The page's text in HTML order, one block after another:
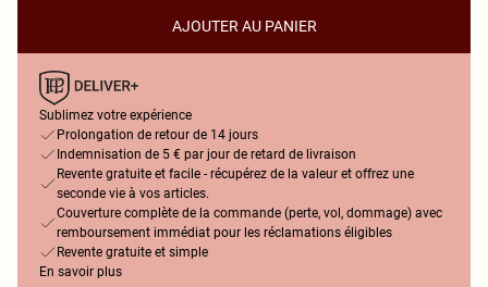
AJOUTER AU PANIER
Sublimez votre expérience
Prolongation de retour de 14 jours
Indemnisation de 5 € par jour de retard de livraison
Revente gratuite et facile - récupérez de la valeur et offrez une
seconde vie à vos articles.
Couverture complète de la commande (perte, vol, dommage) avec
remboursement immédiat pour les réclamations éligibles
Revente gratuite et simple
En savoir plus